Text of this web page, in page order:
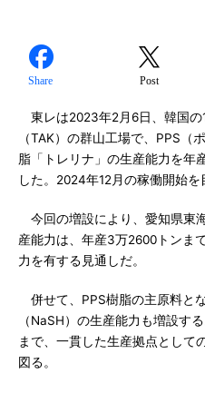
Share Post
東レは2023年2月6日、韓国の
（TAK）の群山工場で、PPS（
脂「トレリナ」の生産能力を年
した。2024年12月の稼働開始を
今回の増設により、愛知県東
産能力は、年産3万2600トンま
力を有する見通しだ。
併せて、PPS樹脂の主原料と
（NaSH）の生産能力も増設す
まで、一貫した生産拠点として
図る。